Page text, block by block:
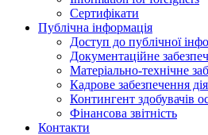
Сертифікати
Публічна інформація
Доступ до публічної
Документаційне
Матеріально-технічне
Кадрове забезпечення
Контингент здобувачів
Фінансова звітність
Контакти